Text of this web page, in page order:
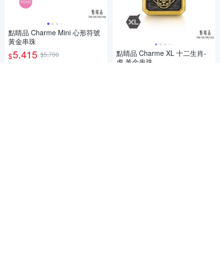
點睛品 Charme Mini 心形符號
黃金串珠
$5,415 $5,700
點睛品 Charme XL 十二生肖-
虎 黃金串珠